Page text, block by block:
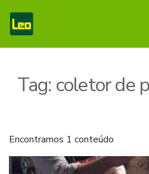
Tag: coletor de
Encontramos 1 conteúdo